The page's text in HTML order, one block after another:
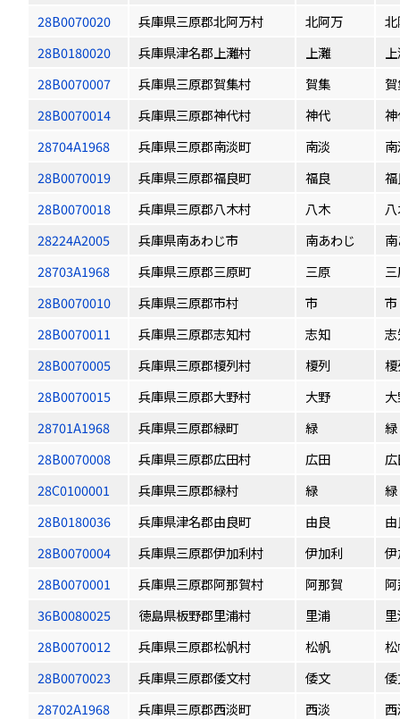
28B0070020
兵庫県三原郡北阿万村 北阿万
28B0180020
兵庫県津名郡上灘村 上灘
28B0070007
兵庫県三原郡賀集村 賀集
28B0070014
兵庫県三原郡神代村 神代
28704A1968
兵庫県三原郡南淡町 南淡
28B0070019
兵庫県三原郡福良町 福良
28B0070018
兵庫県三原郡八木村 八木
28224A2005
兵庫県南あわじ市 南あわじ
28703A1968
兵庫県三原郡三原町 三原
28B0070010
兵庫県三原郡市村 市
市
28B0070011
兵庫県三原郡志知村 志知
28B0070005
兵庫県三原郡榎列村 榎列
28B0070015
兵庫県三原郡大野村 大野
28701A1968
兵庫県三原郡緑町 緑
緑
28B0070008
兵庫県三原郡広田村 広田
28C0100001
兵庫県三原郡緑村 緑
緑
28B0180036
兵庫県津名郡由良町 由良
28B0070004
兵庫県三原郡伊加利村 伊加利
28B0070001
兵庫県三原郡阿那賀村 阿那賀
36B0080025
徳島県板野郡里浦村 里浦
28B0070012
兵庫県三原郡松帆村 松帆
28B0070023
兵庫県三原郡倭文村 倭文
28702A1968
兵庫県三原郡西淡町 西淡